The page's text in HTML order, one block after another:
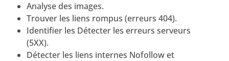
Analyse des images.
Trouver les liens rompus (erreurs 404).
Identifier les Détecter les erreurs serveurs
(5XX).
Détecter les liens internes Nofollow et